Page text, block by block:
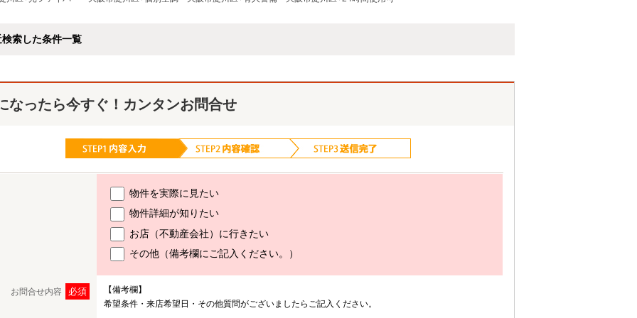
検索した条件一覧
なったら今すぐ！カンタンお問合せ
お問合せ内容 必須
物件を実際に見たい
物件詳細が知りたい
お店（不動産会社）に行きたい
その他（備考欄にご記入ください。）
【備考欄】
希望条件・来店希望日・その他質問がございましたらご記入ください。